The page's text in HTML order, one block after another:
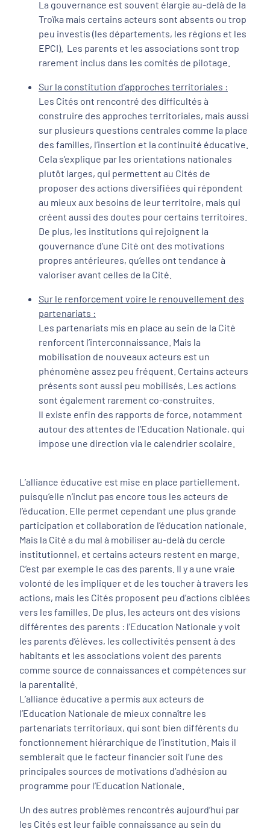
La gouvernance est souvent élargie au-delà de la
Troïka mais certains acteurs sont absents ou trop
peu investis (les départements, les régions et les
EPCI). Les parents et les associations sont trop
rarement inclus dans les comités de pilotage.
Sur la constitution d’approches territoriales :
Les Cités ont rencontré des difficultés à
construire des approches territoriales, mais aussi
sur plusieurs questions centrales comme la place
des familles, l’insertion et la continuité éducative.
Cela s’explique par les orientations nationales
plutôt larges, qui permettent au Cités de
proposer des actions diversifiées qui répondent
au mieux aux besoins de leur territoire, mais qui
créent aussi des doutes pour certains territoires.
De plus, les institutions qui rejoignent la
gouvernance d’une Cité ont des motivations
propres antérieures, qu’elles ont tendance à
valoriser avant celles de la Cité.
Sur le renforcement voire le renouvellement des
partenariats :
Les partenariats mis en place au sein de la Cité
renforcent l’interconnaissance. Mais la
mobilisation de nouveaux acteurs est un
phénomène assez peu fréquent. Certains acteurs
présents sont aussi peu mobilisés. Les actions
sont également rarement co-construites.
Il existe enfin des rapports de force, notamment
autour des attentes de l’Education Nationale, qui
impose une direction via le calendrier scolaire.
L’alliance éducative est mise en place partiellement,
puisqu’elle n’inclut pas encore tous les acteurs de
l’éducation. Elle permet cependant une plus grande
participation et collaboration de l’éducation nationale.
Mais la Cité a du mal à mobiliser au-delà du cercle
institutionnel, et certains acteurs restent en marge.
C’est par exemple le cas des parents. Il y a une vraie
volonté de les impliquer et de les toucher à travers les
actions, mais les Cités proposent peu d’actions ciblées
vers les familles. De plus, les acteurs ont des visions
différentes des parents : l’Education Nationale y voit
les parents d’élèves, les collectivités pensent à des
habitants et les associations voient des parents
comme source de connaissances et compétences sur
la parentalité.
L’alliance éducative a permis aux acteurs de
l’Education Nationale de mieux connaître les
partenariats territoriaux, qui sont bien différents du
fonctionnement hiérarchique de l’institution. Mais il
semblerait que le facteur financier soit l’une des
principales sources de motivations d’adhésion au
programme pour l’Education Nationale.
Un des autres problèmes rencontrés aujourd’hui par
les Cités est leur faible connaissance au sein du